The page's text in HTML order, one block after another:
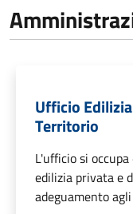
Ufficio
Territorio
L'ufficio si
edilizia privata e
adeguamento